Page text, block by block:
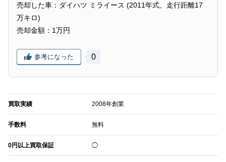
売却した車：ダイハツ ミライース (2011年式、走行距離17
万キロ)
売却金額：1万円
参考になった 0
買取実績 2008年創業
手数料 無料
0円以上買取保証 ◯